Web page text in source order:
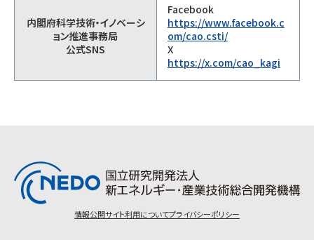
内閣府科学技術・イノベーシ
ョン推進事務局
公式SNS
Facebook
https://www.facebook.c
om/cao.csti/
X
https://x.com/cao_kagi
情報公開サイト利用についてプライバシーポリシー